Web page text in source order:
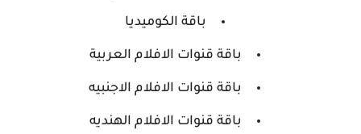
باقة الكوميديا
باقة قنوات الافلام العربية
باقة قنوات الافلام الاجنبيه
باقة قنوات الافلام الهنديه